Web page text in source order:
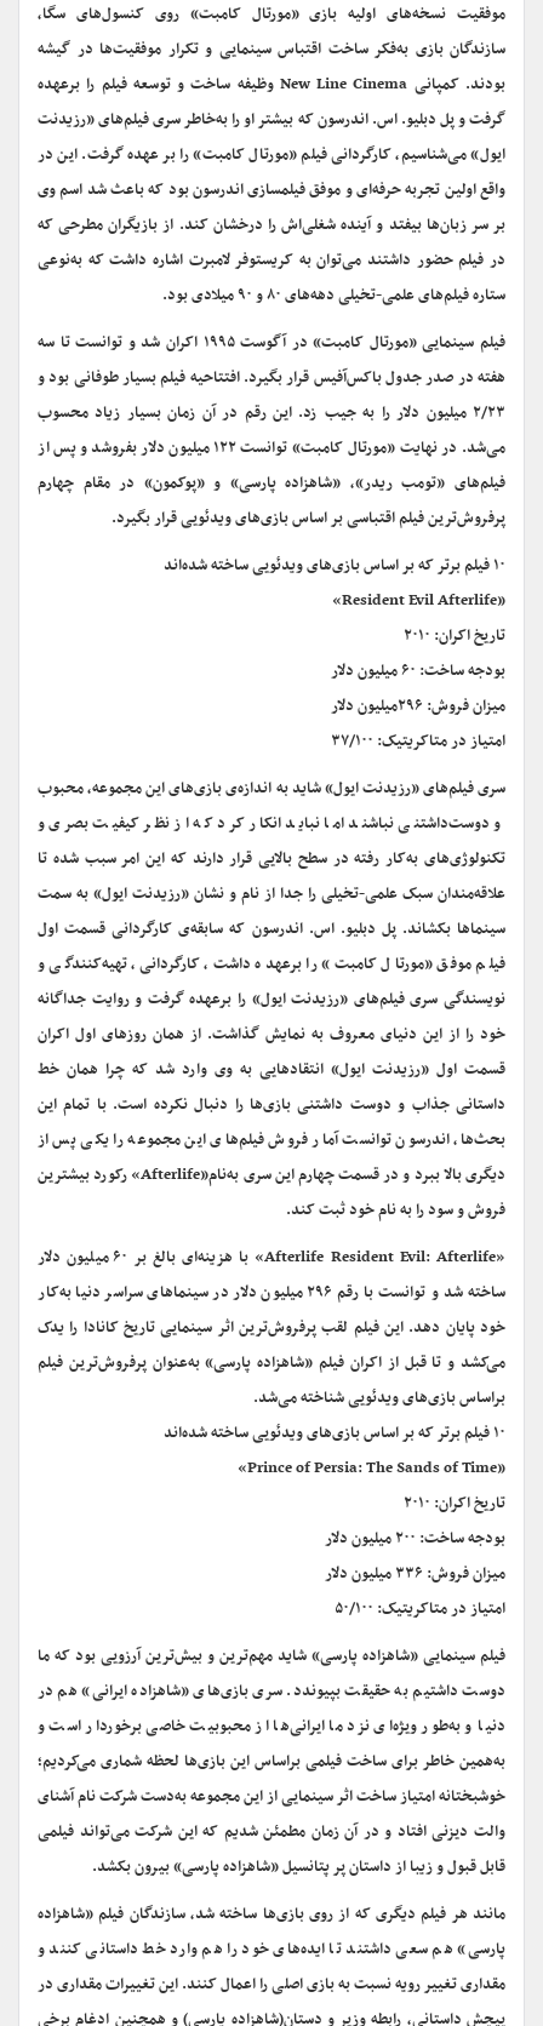
موفقیت نسخه‌های اولیه بازی «مورتال کامبت» روی کنسول‌های سگا،
سازندگان بازی به‌فکر ساخت اقتباس سینمایی و تکرار موفقیت‌ها در گیشه
بودند. کمپانی New Line Cinema وظیفه‌ ساخت و توسعه‌ فیلم را برعهده
گرفت و پل دبلیو. اس. اندرسون که بیشتر او را به‌خاطر سری فیلم‌های «رزیدنت
ایول» می‌شناسیم، کارگردانی فیلم «مورتال کامبت» را بر عهده گرفت. این در
واقع اولین تجربه‌ حرفه‌ای و موفق فیلمسازی اندرسون بود که باعث شد اسم وی
بر سر زبان‌ها بیفتد و آینده‌ شغلی‌اش را درخشان کند. از بازیگران مطرحی که
در فیلم حضور داشتند می‌توان به کریستوفر لامبرت اشاره داشت که به‌نوعی
ستاره‌ فیلم‌های علمی-تخیلی دهه‌های ۸۰ و ۹۰ میلادی بود.
فیلم سینمایی «مورتال کامبت» در آگوست ۱۹۹۵ اکران شد و توانست تا سه
هفته در صدر جدول باکس‌آفیس قرار بگیرد. افتتاحیه‌ فیلم بسیار طوفانی بود و
۲/۲۳ میلیون دلار را به جیب زد. این رقم در آن زمان بسیار زیاد محسوب
می‌شد. در نهایت «مورتال کامبت» توانست ۱۲۲ میلیون دلار بفروشد و پس از
فیلم‌های «تومب ریدر»، «شاهزاده پارسی» و «پوکمون» در مقام چهارم
پرفروش‌ترین فیلم اقتباسی بر اساس بازی‌های ویدئویی قرار بگیرد.
۱۰ فیلم برتر که بر اساس بازی‌های ویدئویی ساخته شده‌اند
«Resident Evil Afterlife»
تاریخ اکران: ۲۰۱۰
بودجه ساخت: ۶۰ میلیون دلار
میزان فروش: ۲۹۶میلیون دلار
امتیاز در متاکریتیک: ۳۷/۱۰۰
سری فیلم‌های «رزیدنت ایول» شاید به اندازه‌ی بازی‌های این مجموعه، محبوب
و دوست‌داشتنی نباشند اما نباید انکار کرد که از نظر کیفیت بصری و
تکنولوژی‌های به‌کار رفته در سطح بالایی قرار دارند که این امر سبب شده تا
علاقه‌مندان سبک علمی-تخیلی را جدا از نام و نشان «رزیدنت ایول» به سمت
سینماها بکشاند. پل دبلیو. اس. اندرسون که سابقه‌ی کارگردانی قسمت اول
فیلم موفق «مورتال کامبت» را برعهده داشت، کارگردانی، تهیه‌کنندگی و
نویسندگی سری فیلم‌های «رزیدنت ایول» را برعهده گرفت و روایت جداگانه‌
خود را از این دنیای معروف به نمایش گذاشت. از همان روزهای اول اکران
قسمت اول «رزیدنت ایول» انتقادهایی به وی وارد شد که چرا همان خط
داستانی جذاب و دوست‌ داشتنی بازی‌ها را دنبال نکرده است. با تمام این
بحث‌ها، اندرسون توانست آمار فروش فیلم‌های این مجموعه را یکی پس از
دیگری بالا ببرد و در قسمت چهارم این سری به‌نام«Afterlife» رکورد بیشترین
فروش و سود را به نام خود ثبت کند.
«Afterlife Resident Evil: Afterlife» با هزینه‌ای بالغ بر ۶۰ میلیون دلار
ساخته شد و توانست با رقم ۲۹۶ میلیون دلار در سینماهای سراسر دنیا به‌کار
خود پایان دهد. این فیلم لقب پرفروش‌ترین اثر سینمایی تاریخ کانادا را یدک
می‌کشد و تا قبل از اکران فیلم «شاهزاده‌ پارسی» به‌عنوان پرفروش‌ترین فیلم
براساس بازی‌های ویدئویی شناخته می‌شد.
۱۰ فیلم برتر که بر اساس بازی‌های ویدئویی ساخته شده‌اند
«Prince of Persia: The Sands of Time»
تاریخ اکران: ۲۰۱۰
بودجه ساخت: ۲۰۰ میلیون دلار
میزان فروش: ۳۳۶ میلیون دلار
امتیاز در متاکریتیک: ۵۰/۱۰۰
فیلم سینمایی «شاهزاده‌ پارسی» شاید مهم‌ترین و بیش‌ترین آرزویی بود که ما
دوست داشتیم به حقیقت بپیوندد. سری بازی‌های «شاهزاده ایرانی» هم در
دنیا و به‌طور ویژه‌ای نزد ما ایرانی‌ها از محبوبیت خاصی برخوردار است و
به‌همین خاطر برای ساخت فیلمی براساس این بازی‌ها لحظه شماری می‌کردیم؛
خوشبختانه امتیاز ساخت اثر سینمایی از این مجموعه به‌دست شرکت نام آشنای
والت دیزنی افتاد و در آن زمان مطمئن شدیم که این شرکت می‌تواند فیلمی
قابل قبول و زیبا از داستان پر پتانسیل «شاهزاده پارسی» بیرون بکشد.
مانند هر فیلم دیگری که از روی باز‌‌ی‌ها ساخته شد، سازندگان فیلم «شاهزاده
پارسی» هم سعی داشتند تا ایده‌های خود را هم وارد خط داستانی کنند و
مقداری تغییر رویه نسبت به بازی اصلی را اعمال کنند. این تغییرات مقداری در
پیچش داستانی، رابطه‌ وزیر و دستان(شاهزاده پارسی) و همچنین ادغام برخی